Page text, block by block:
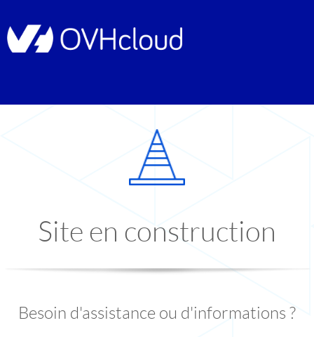
Site en construction
Besoin d'assistance ou d'informations ?